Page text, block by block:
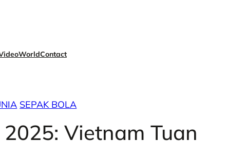
WorldContact
SEPAK BOLA
Vietnam Tuan